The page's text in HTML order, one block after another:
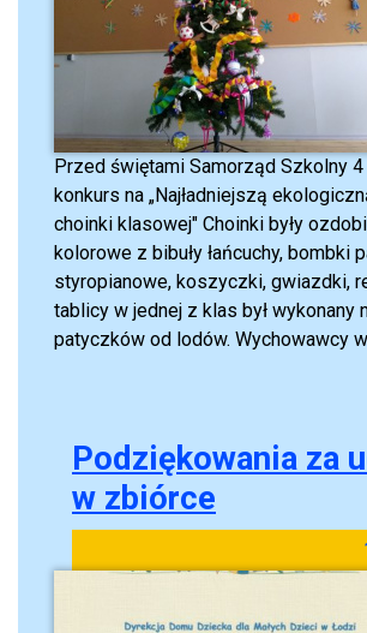
Przed świętami Samorząd Szkolny 4
konkurs na „Najładniejszą
choinki klasowej" Choinki były
kolorowe z bibuły łańcuchy, bombki
styropianowe, koszyczki, gwiazdki,
tablicy w jednej z klas był wykonany
patyczków od lodów. Wychowawcy
Podziękowania za
w zbiórce